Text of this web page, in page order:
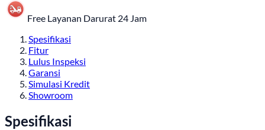
Free Layanan Darurat 24 Jam
Spesifikasi
Fitur
Lulus Inspeksi
Garansi
Simulasi Kredit
Showroom
Spesifikasi